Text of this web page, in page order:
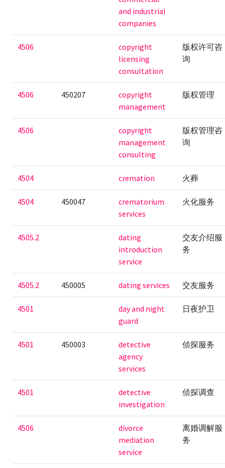
and industrial
companies
4506
copyright
licensing
consultation
版权许可咨
询
4506 450207
copyright
management
版权管理
4506
copyright
management
consulting
版权管理咨
询
4504 cremation 火葬
4504 450047
crematorium
services
火化服务
4505.2
dating
introduction
service
交友介绍服
务
4505.2 450005 dating services 交友服务
4501
day and night
guard
日夜护卫
4501 450003
detective
agency
services
侦探服务
4501
detective
investigation
侦探调查
4506
divorce
mediation
service
离婚调解服
务